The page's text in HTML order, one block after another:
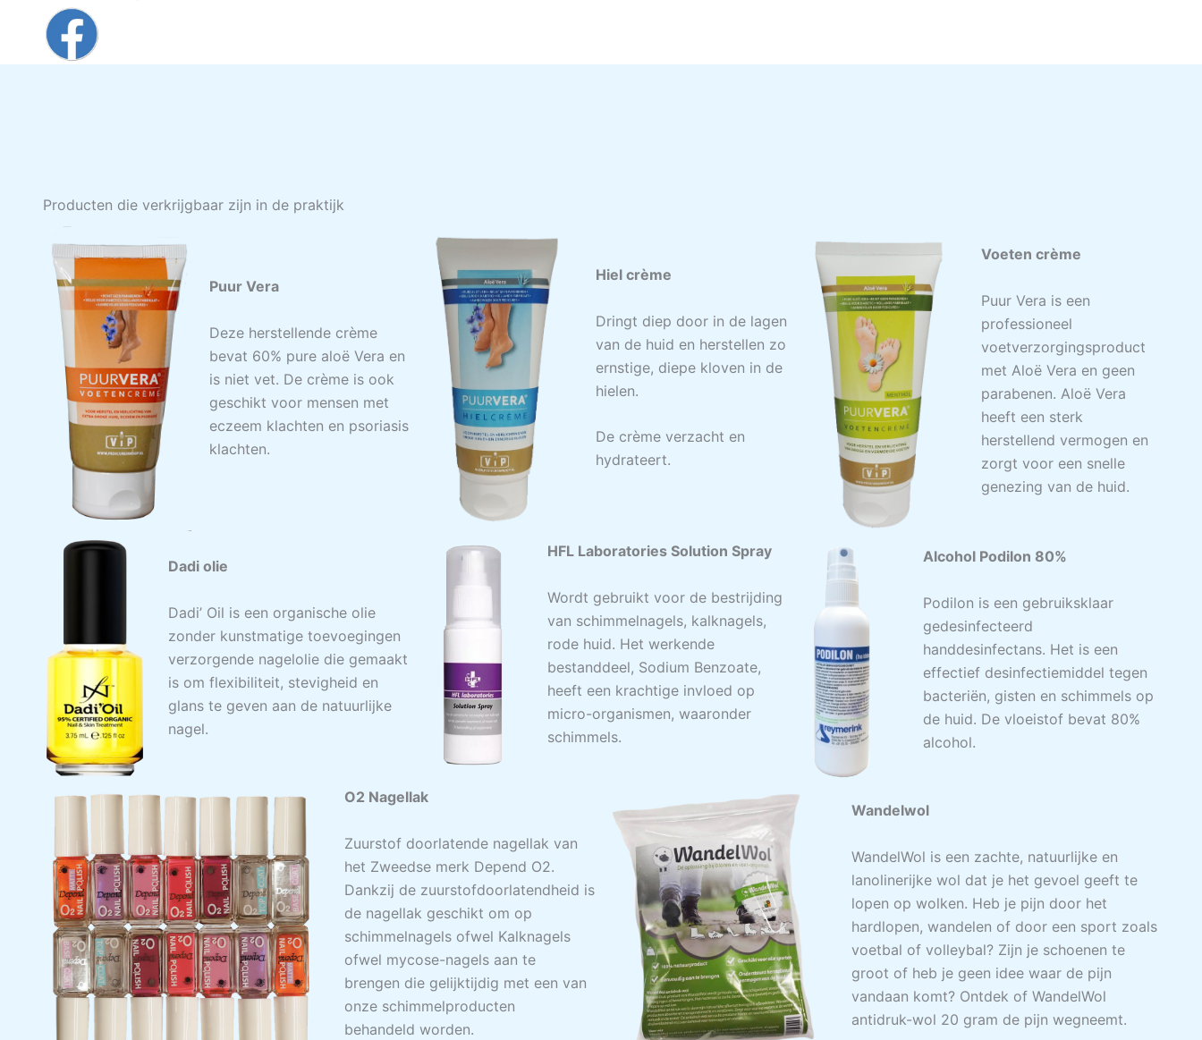
Producten die verkrijgbaar zijn in de praktijk
Puur Vera
Deze herstellende crème
bevat 60% pure aloë Vera en
is niet vet. De crème is ook
geschikt voor mensen met
eczeem klachten en psoriasis
klachten.
Hiel crème
Dringt diep door in de lagen
van de huid en herstellen zo
ernstige, diepe kloven in de
hielen.
De crème verzacht en
hydrateert.
Voeten crème
Puur Vera is een
professioneel
voetverzorgingsproduct
met Aloë Vera en geen
parabenen. Aloë Vera
heeft een sterk
herstellend vermogen en
zorgt voor een snelle
genezing van de huid.
Dadi olie
Dadi’ Oil is een organische olie
zonder kunstmatige toevoegingen
verzorgende nagelolie die gemaakt
is om flexibiliteit, stevigheid en
glans te geven aan de natuurlijke
nagel.
HFL Laboratories Solution Spray
Wordt gebruikt voor de bestrijding
van schimmelnagels, kalknagels,
rode huid. Het werkende
bestanddeel, Sodium Benzoate,
heeft een krachtige invloed op
micro-organismen, waaronder
schimmels.
Alcohol Podilon 80%
Podilon is een gebruiksklaar
gedesinfecteerd
handdesinfectans. Het is een
effectief desinfectiemiddel tegen
bacteriën, gisten en schimmels op
de huid. De vloeistof bevat 80%
alcohol.
O2 Nagellak
Zuurstof doorlatende nagellak van
het Zweedse merk Depend O2.
Dankzij de zuurstofdoorlatendheid is
de nagellak geschikt om op
schimmelnagels ofwel Kalknagels
ofwel mycose-nagels aan te
brengen die gelijktijdig met een van
onze schimmelproducten
behandeld worden.
Wandelwol
WandelWol is een zachte, natuurlijke en
lanolinerijke wol dat je het gevoel geeft te
lopen op wolken. Heb je pijn door het
hardlopen, wandelen of door een sport zoals
voetbal of volleybal? Zijn je schoenen te
groot of heb je geen idee waar de pijn
vandaan komt? Ontdek of WandelWol
antidruk-wol 20 gram de pijn wegneemt.